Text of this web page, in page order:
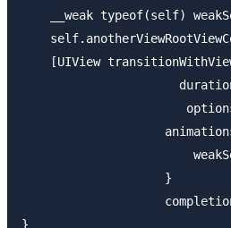
__weak typeof(self)
[UIView
                    }
}